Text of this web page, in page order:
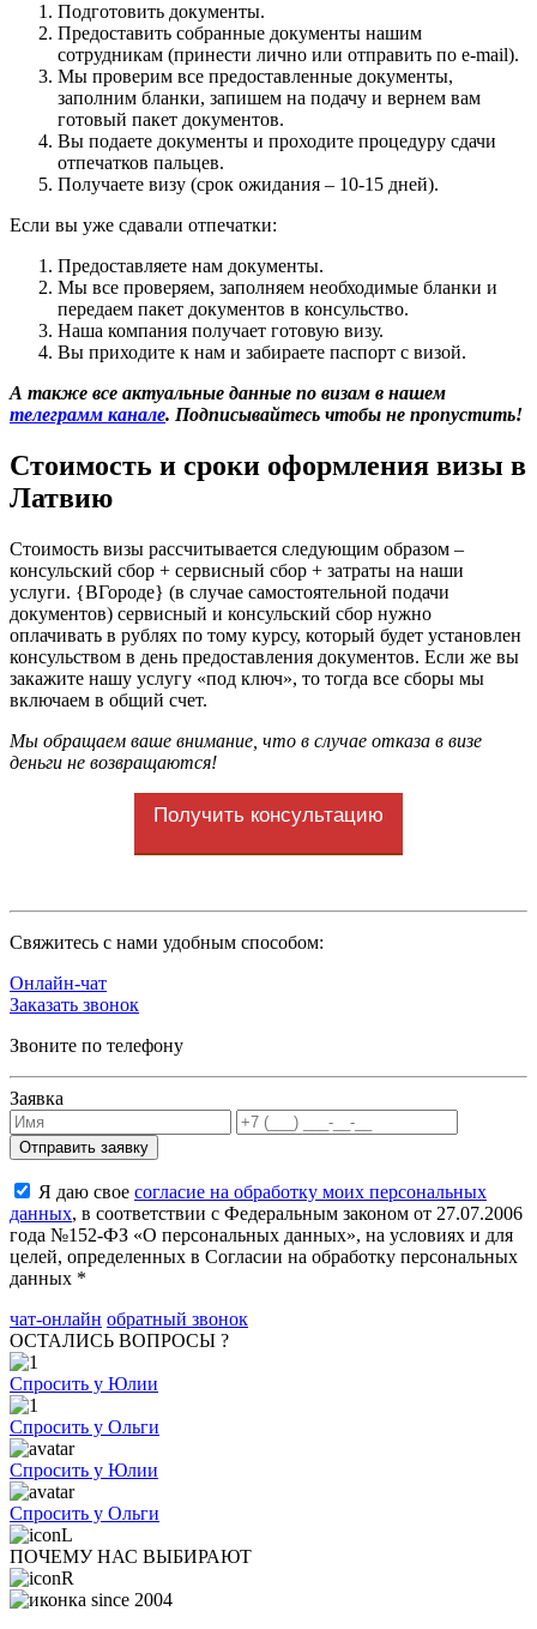
Подготовить документы.
Предоставить собранные документы нашим
сотрудникам (принести лично или отправить по e-mail).
Мы проверим все предоставленные документы,
заполним бланки, запишем на подачу и вернем вам
готовый пакет документов.
Вы подаете документы и проходите процедуру сдачи
отпечатков пальцев.
Получаете визу (срок ожидания – 10-15 дней).
Если вы уже сдавали отпечатки:
Предоставляете нам документы.
Мы все проверяем, заполняем необходимые бланки и
передаем пакет документов в консульство.
Наша компания получает готовую визу.
Вы приходите к нам и забираете паспорт с визой.
А также все актуальные данные по визам в нашем
телеграмм канале. Подписывайтесь чтобы не пропустить!
Стоимость и сроки оформления визы в
Латвию
Стоимость визы рассчитывается следующим образом –
консульский сбор + сервисный сбор + затраты на наши
услуги. {ВГороде} (в случае самостоятельной подачи
документов) сервисный и консульский сбор нужно
оплачивать в рублях по тому курсу, который будет установлен
консульством в день предоставления документов. Если же вы
закажите нашу услугу «под ключ», то тогда все сборы мы
включаем в общий счет.
Мы обращаем ваше внимание, что в случае отказа в визе
деньги не возвращаются!
Получить консультацию
Cвяжитесь с нами удобным способом:
Онлайн-чат
Заказать звонок
Звоните по телефону
Заявка
Я даю свое согласие на обработку моих персональных
данных, в соответствии с Федеральным законом от 27.07.2006
года №152-ФЗ «О персональных данных», на условиях и для
целей, определенных в Согласии на обработку персональных
данных *
чат-онлайн обратный звонок
ОСТАЛИСЬ ВОПРОСЫ ?
Спросить у Юлии
Спросить у Ольги
Спросить у Юлии
Спросить у Ольги
ПОЧЕМУ НАС ВЫБИРАЮТ